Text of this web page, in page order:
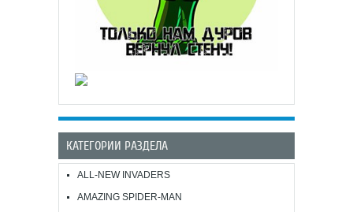
КАТЕГОРИИ РАЗДЕЛА
ALL-NEW INVADERS
AMAZING SPIDER-MAN